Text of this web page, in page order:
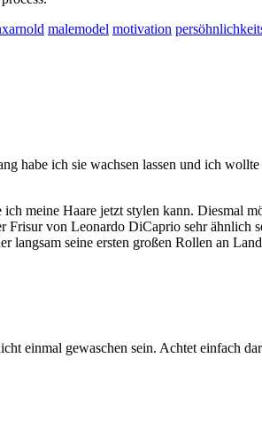
malemodel motivation
habe ich sie wachsen lassen und ich
meine Haare jetzt stylen kann. Diesmal
von Leonardo DiCaprio sehr ähnlich
langsam seine ersten großen Rollen an
einmal gewaschen sein. Achtet einfach